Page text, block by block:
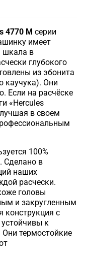
4770 M серии
имеет
шкала в
глубокого
из эбонита
каучука). Они
Если на расчёске
«Hercules
в своем
100%
Сделано в
наших
расчески.
головы
и закругленным
конструкция с
к
термостойкие